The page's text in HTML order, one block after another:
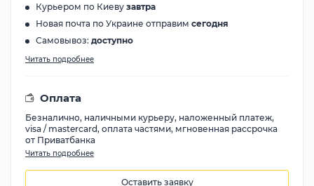
Курьером по Киеву завтра
Новая почта по Украине отправим сегодня
Самовывоз: доступно
Читать подробнее
Оплата
Безналично, наличными курьеру, наложенный платеж,
visa / mastercard, оплата частями, мгновенная рассрочка
от Приватбанка
Читать подробнее
Оставить заявку